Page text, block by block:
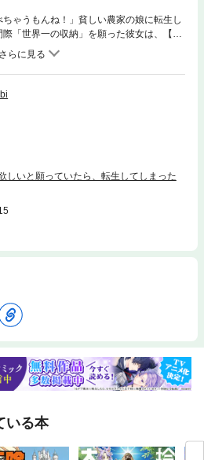
ちゃうもんね！」貧しい農家の娘に転生し
「世界一の収納」を願った彼女は、【無
魔力】を授かる。やがて彼女は大好きな
を存分に発揮していく――。自慢のスキル
世界まったり収納ファンタジー開幕！
しいと願っていたら、転生してしまった
いる本